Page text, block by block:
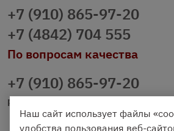
+7 (910) 865-97-20
+7 (4842) 704 555
По вопросам качества
+7 (910) 865-97-20
prazdnichniy40@palmi.ru
Наш сайт использует файлы
удобства пользования веб-